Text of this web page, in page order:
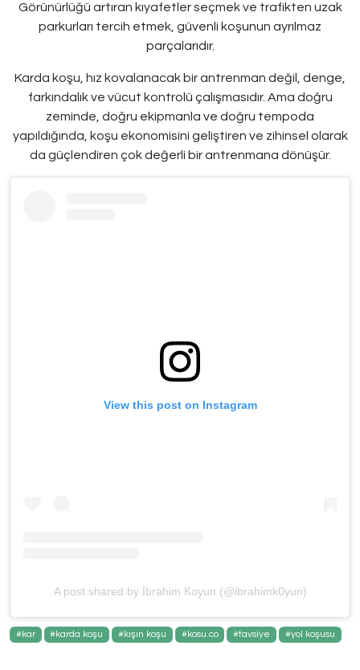
Görünürlüğü artıran kıyafetler seçmek ve trafikten uzak
parkurları tercih etmek, güvenli koşunun ayrılmaz
parçalarıdır.
Karda koşu, hız kovalanacak bir antrenman değil, denge,
farkındalık ve vücut kontrolü çalışmasıdır. Ama doğru
zeminde, doğru ekipmanla ve doğru tempoda
yapıldığında, koşu ekonomisini geliştiren ve zihinsel olarak
da güçlendiren çok değerli bir antrenmana dönüşür.
View this post on Instagram
A post shared by İbrahim Koyun (@ibrahimk0yun)
#kar #karda koşu #kışın koşu #kosu.co #tavsiye #yol koşusu